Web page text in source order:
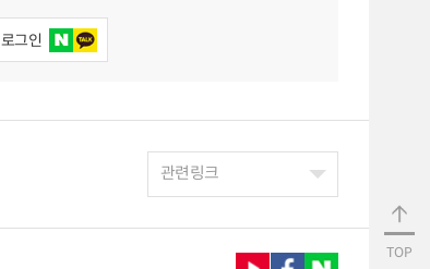
로그인
관련링크
TOP